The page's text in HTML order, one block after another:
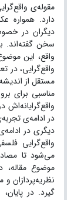
مقوله‌ی
دارد. همواره
دیگران در
سخن گفته‌اند.
واقع، این
واقع‌گرایی،
مستقل از
مناسبی برای
در ادامه‌ی
دیگری در
واقع‌گرایی
می‌شود تا
موضوع
نظریه‌پردازان
گیرد. در